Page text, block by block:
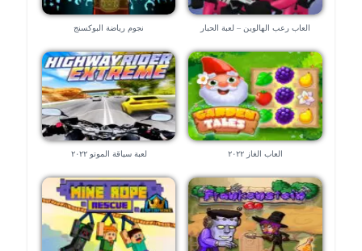
العاب رعب الهالوين – لعبة الحبار نجوم رياضة البوكسنج
العاب الغاز ٢٠٢٢ لعبة سياقة الموتو ٢٠٢٢